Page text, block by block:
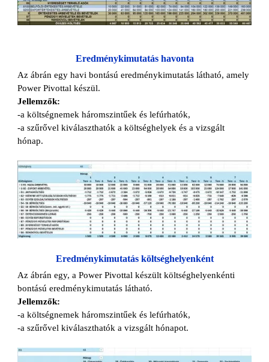
Eredménykimutatás havonta
Az ábrán egy havi bontású eredménykimutatás látható, amely
Power Pivottal készül.
Jellemzők:
-a költségnemek háromszintűek és lefúrhatók,
-a szűrővel kiválaszthatók a költséghelyek és a vizsgált
hónap.
Eredménykimutatás költséghelyenként
Az ábrán egy, a Power Pivottal készült költséghelyenkénti
bontású eredménykimutatás látható.
Jellemzők:
-a költségnemek háromszintűek és lefúrhatók,
-a szűrővel kiválaszthatók a vizsgált hónapot.